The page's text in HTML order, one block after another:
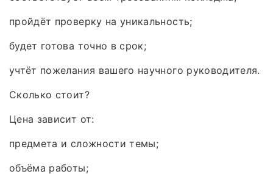
пройдёт проверку на уникальность;
будет готова точно в срок;
учтёт пожелания вашего научного руководителя.
Сколько стоит?
Цена зависит от:
предмета и сложности темы;
объёма работы;